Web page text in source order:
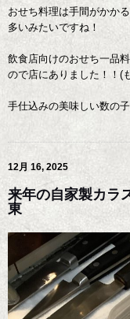
おせち料理は手間がかか
多いみたいですね！
飲食店向けのおせち一品
ので店にありました！！(
手仕込みの美味しい数の
12月 16, 2025
来年の自家製カラ
東